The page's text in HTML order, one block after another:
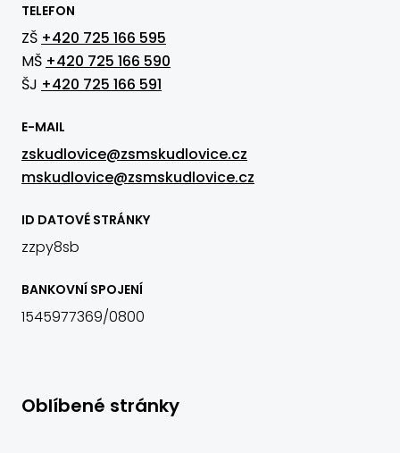
TELEFON
ZŠ +420 725 166 595
MŠ +420 725 166 590
ŠJ +420 725 166 591
E-MAIL
zskudlovice@zsmskudlovice.cz
mskudlovice@zsmskudlovice.cz
ID DATOVÉ STRÁNKY
zzpy8sb
BANKOVNÍ SPOJENÍ
1545977369/0800
Oblíbené stránky